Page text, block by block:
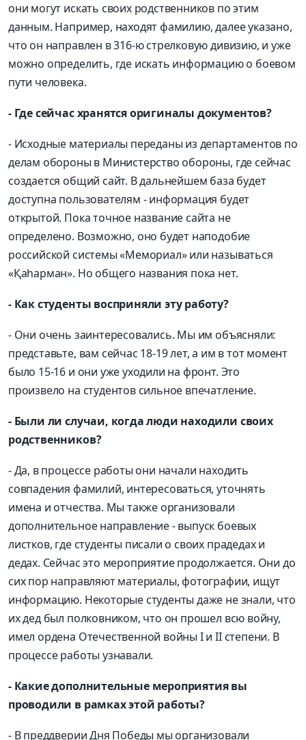
они могут искать своих родственников по этим
данным. Например, находят фамилию, далее указано,
что он направлен в 316-ю стрелковую дивизию, и уже
можно определить, где искать информацию о боевом
пути человека.
- Где сейчас хранятся оригиналы документов?
- Исходные материалы переданы из департаментов по
делам обороны в Министерство обороны, где сейчас
создается общий сайт. В дальнейшем база будет
доступна пользователям - информация будет
открытой. Пока точное название сайта не
определено. Возможно, оно будет наподобие
российской системы «Мемориал» или называться
«Қаһарман». Но общего названия пока нет.
- Как студенты восприняли эту работу?
- Они очень заинтересовались. Мы им объясняли:
представьте, вам сейчас 18-19 лет, а им в тот момент
было 15-16 и они уже уходили на фронт. Это
произвело на студентов сильное впечатление.
- Были ли случаи, когда люди находили своих
родственников?
- Да, в процессе работы они начали находить
совпадения фамилий, интересоваться, уточнять
имена и отчества. Мы также организовали
дополнительное направление - выпуск боевых
листков, где студенты писали о своих прадедах и
дедах. Сейчас это мероприятие продолжается. Они до
сих пор направляют материалы, фотографии, ищут
информацию. Некоторые студенты даже не знали, что
их дед был полковником, что он прошел всю войну,
имел ордена Отечественной войны I и II степени. В
процессе работы узнавали.
- Какие дополнительные мероприятия вы
проводили в рамках этой работы?
- В преддверии Дня Победы мы организовали